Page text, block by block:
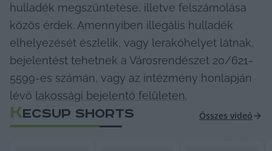
hulladék megszüntetése, illetve felszámolása
közös érdek. Amennyiben illegális hulladék
elhelyezését észlelik, vagy lerakóhelyet látnak,
bejelentést tehetnek a Városrendészet 20/621-
5599-es számán, vagy az intézmény honlapján
lévő lakossági bejelentő felületen.
KECSUP SHORTS Összes videó